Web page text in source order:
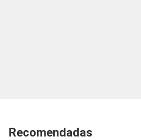
Recomendadas